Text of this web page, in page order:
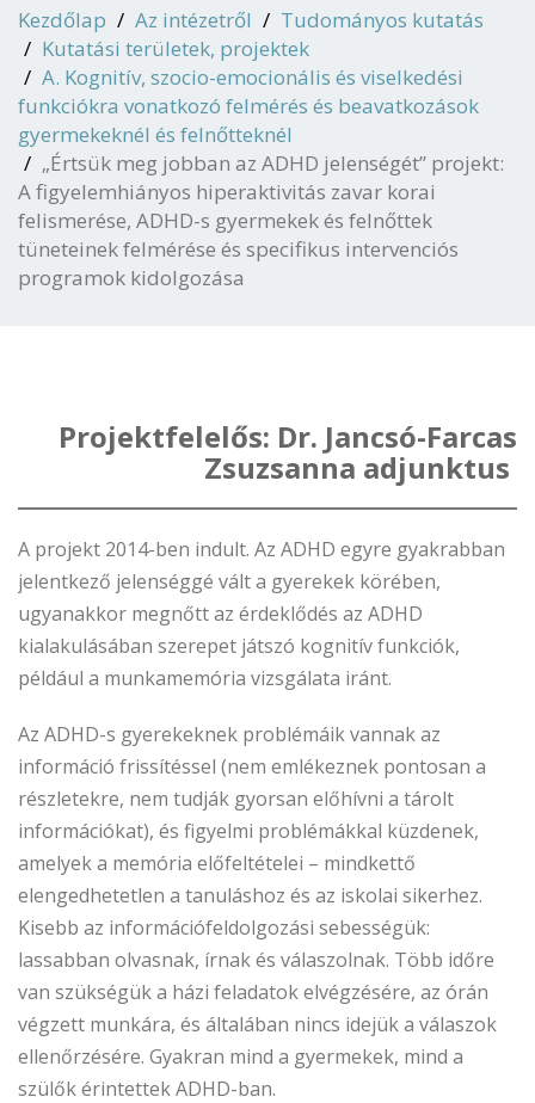
Kezdőlap Az intézetről
Tudományos kutatás
Kutatási területek, projektek
A. Kognitív, szocio-emocionális és viselkedési
funkciókra vonatkozó felmérés és beavatkozások
gyermekeknél és felnőtteknél
„Értsük meg jobban az ADHD jelenségét” projekt:
A figyelemhiányos hiperaktivitás zavar korai
felismerése, ADHD-s gyermekek és felnőttek
tüneteinek felmérése és specifikus intervenciós
programok kidolgozása
Projektfelelős: Dr. Jancsó-Farcas
Zsuzsanna adjunktus
A projekt 2014-ben indult. Az ADHD egyre gyakrabban
jelentkező jelenséggé vált a gyerekek körében,
ugyanakkor megnőtt az érdeklődés az ADHD
kialakulásában szerepet játszó kognitív funkciók,
például a munkamemória vizsgálata iránt.
Az ADHD-s gyerekeknek problémáik vannak az
információ frissítéssel (nem emlékeznek pontosan a
részletekre, nem tudják gyorsan előhívni a tárolt
információkat), és figyelmi problémákkal küzdenek,
amelyek a memória előfeltételei – mindkettő
elengedhetetlen a tanuláshoz és az iskolai sikerhez.
Kisebb az információfeldolgozási sebességük:
lassabban olvasnak, írnak és válaszolnak. Több időre
van szükségük a házi feladatok elvégzésére, az órán
végzett munkára, és általában nincs idejük a válaszok
ellenőrzésére. Gyakran mind a gyermekek, mind a
szülők érintettek ADHD-ban.